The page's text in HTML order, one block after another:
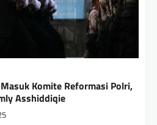
Komite Reformasi Polri,
Asshiddiqie